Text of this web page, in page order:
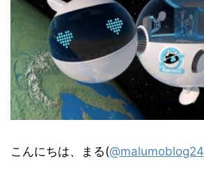
こんにちは、まる(@malumoblog24